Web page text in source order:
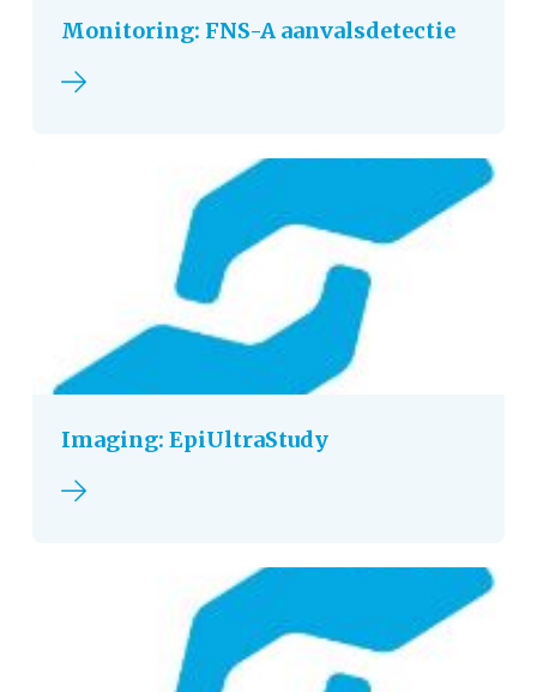
Monitoring: FNS-A aanvalsdetectie
Lees verder
Imaging: EpiUltraStudy
Lees verder